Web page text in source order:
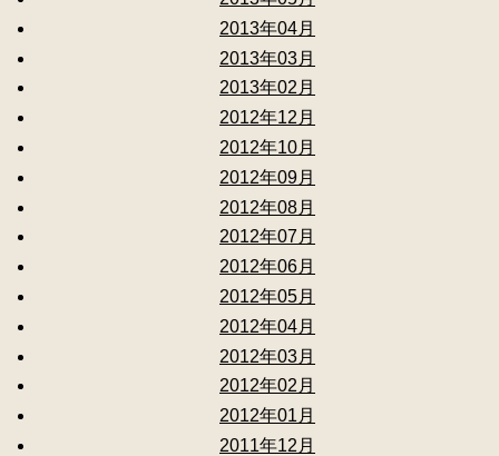
2013年04月
2013年03月
2013年02月
2012年12月
2012年10月
2012年09月
2012年08月
2012年07月
2012年06月
2012年05月
2012年04月
2012年03月
2012年02月
2012年01月
2011年12月